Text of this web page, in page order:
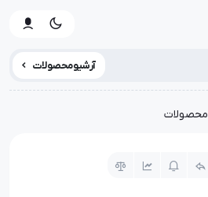
آرشیو محصولات
محصولات